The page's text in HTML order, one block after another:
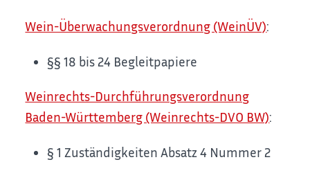
Wein-Überwachungsverordnung (WeinÜV):
§§ 18 bis 24 Begleitpapiere
Weinrechts-Durchführungsverordnung
Baden-Württemberg (Weinrechts-DVO BW):
§ 1 Zuständigkeiten Absatz 4 Nummer 2